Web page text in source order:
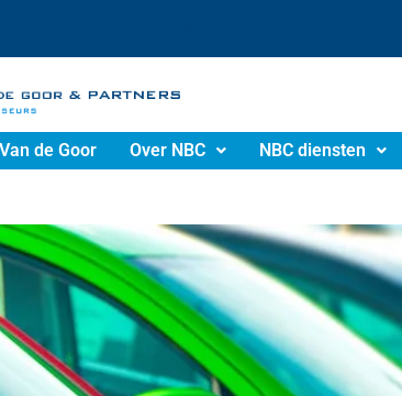
de Goor Over NBC NBC diensten